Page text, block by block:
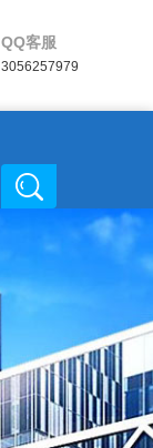
QQ客服
3056257979